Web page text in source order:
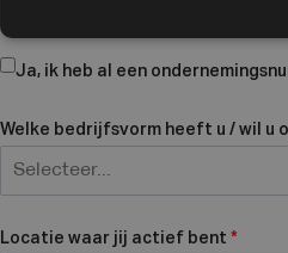
Ja, ik heb al een
Welke bedrijfsvorm heeft u / wil u
Selecteer...
Locatie waar jij actief bent *